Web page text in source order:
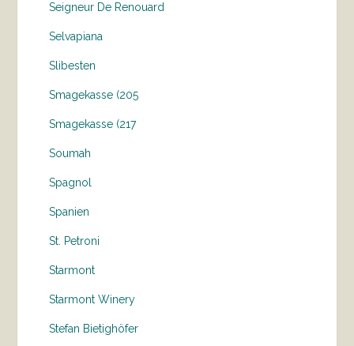
Seigneur De Renouard
Selvapiana
Slibesten
Smagekasse (205
Smagekasse (217
Soumah
Spagnol
Spanien
St. Petroni
Starmont
Starmont Winery
Stefan Bietighöfer